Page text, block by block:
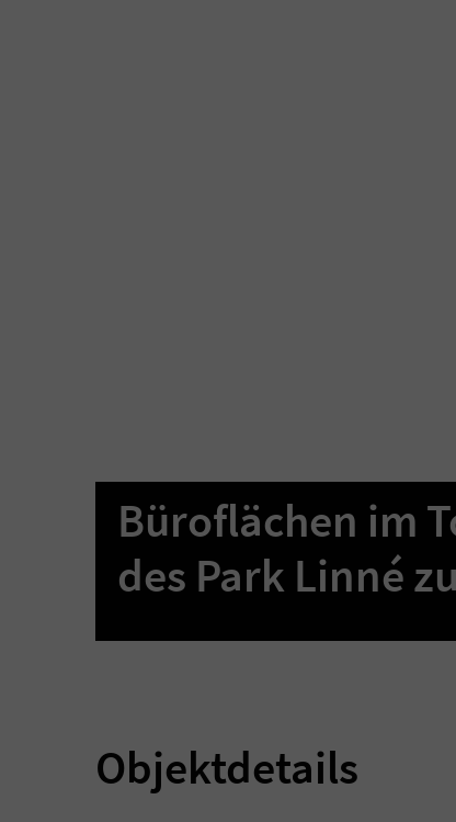
Büroflächen im
des Park Linné
Objektdetails